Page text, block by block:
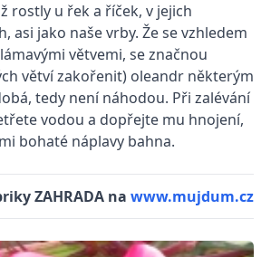
rostly u řek a říček, v jejich
asi jako naše vrby. Že se vzhledem
větvemi, se značnou
větví zakořenit) oleandr některým
tedy není náhodou. Při zalévání
vodou a dopřejte mu hnojení,
bohaté náplavy bahna.
ZAHRADA na www.mujdum.cz